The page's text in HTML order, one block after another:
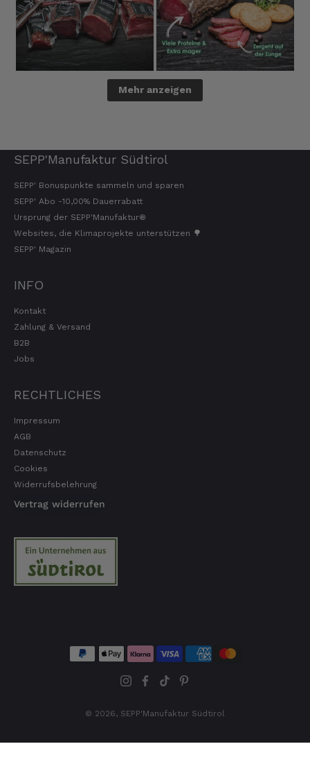
Mehr anzeigen
SEPP'Manufaktur Südtirol
SEPP' Bonuspunkte sammeln und sparen
SEPP' Abo -10,00% Dauerrabatt
Ursprung der SEPP'Manufaktur®
Websites, die Klimaprojekte unterstützen 🌳
SEPP' Magazin
INFO
Kontakt
Zahlung & Versand
B2B
Jobs
RECHTLICHES
Impressum
AGB
Datenschutz
Cookies
Widerrufsbelehrung
Vertrag widerrufen
© 2026, SEPP'Manufaktur Südtirol